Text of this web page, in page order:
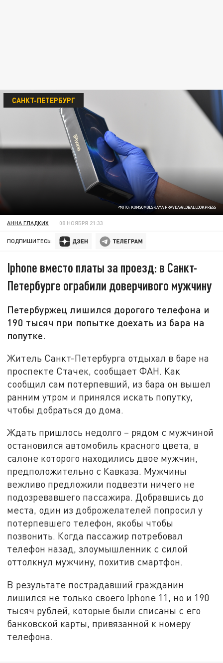
ФОТО: KOMSOMOLSKAYA PRAVDA/GLOBALLOOKPRESS
САНКТ-ПЕТЕРБУРГ
АННА ГЛАДКИХ 08 НОЯБРЯ 21:33
ПОДПИШИТЕСЬ:
Iphone вместо платы за проезд: в Санкт-
Петербурге ограбили доверчивого мужчину
Петербуржец лишился дорогого телефона и
190 тысяч при попытке доехать из бара на
попутке.
Житель Санкт-Петербурга отдыхал в баре на
проспекте Стачек, сообщает ФАН. Как
сообщил сам потерпевший, из бара он вышел
ранним утром и принялся искать попутку,
чтобы добраться до дома.
Ждать пришлось недолго – рядом с мужчиной
остановился автомобиль красного цвета, в
салоне которого находились двое мужчин,
предположительно с Кавказа. Мужчины
вежливо предложили подвезти ничего не
подозревавшего пассажира. Добравшись до
места, один из доброжелателей попросил у
потерпевшего телефон, якобы чтобы
позвонить. Когда пассажир потребовал
телефон назад, злоумышленник с силой
оттолкнул мужчину, похитив смартфон.
В результате пострадавший гражданин
лишился не только своего Iphone 11, но и 190
тысяч рублей, которые были списаны с его
банковской карты, привязанной к номеру
телефона.